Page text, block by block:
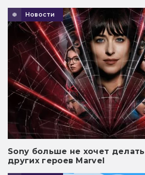
Новости
Sony больше не хочет
других героев Marvel